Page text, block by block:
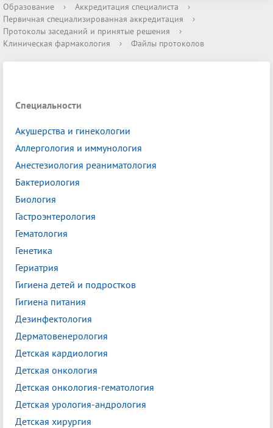
Образование › Аккредитация специалиста
›
Первичная специализированная аккредитация
›
Протоколы заседаний и принятые решения
›
Клиническая фармакология
› Файлы протоколов
Специальности
Акушерства и гинекологии
Аллергология и иммунология
Анестезиология реаниматология
Бактериология
Биология
Гастроэнтерология
Гематология
Генетика
Гериатрия
Гигиена детей и подростков
Гигиена питания
Дезинфектология
Дерматовенерология
Детская кардиология
Детская онкология
Детская онкология-гематология
Детская урология-андрология
Детская хирургия